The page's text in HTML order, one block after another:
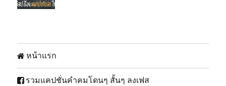
หน้าแรก
รวมแคปชั่นคำคมโดนๆ สั้นๆ ลงเฟส